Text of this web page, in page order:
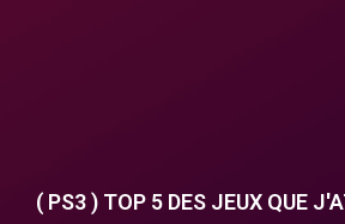
( PS3 ) TOP 5 DES JEUX QUE